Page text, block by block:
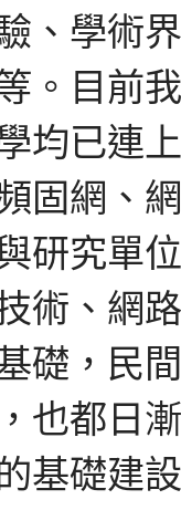
、學術
。目前
均已連
固網、
研究單
術、網
礎，民
也都日
基礎建